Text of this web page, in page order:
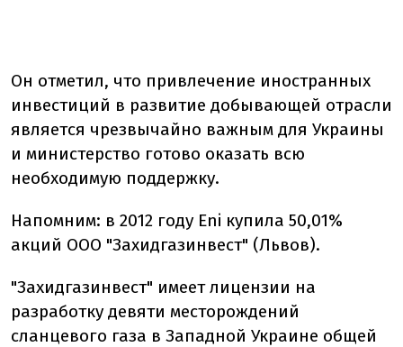
Он отметил, что привлечение иностранных
инвестиций в развитие добывающей отрасли
является чрезвычайно важным для Украины
и министерство готово оказать всю
необходимую поддержку.
Напомним: в 2012 году Eni купила 50,01%
акций ООО "Захидгазинвест" (Львов).
"Захидгазинвест" имеет лицензии на
разработку девяти месторождений
сланцевого газа в Западной Украине общей